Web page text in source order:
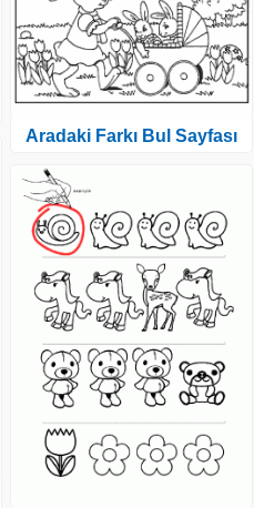
Aradaki Farkı Bul Sayfası